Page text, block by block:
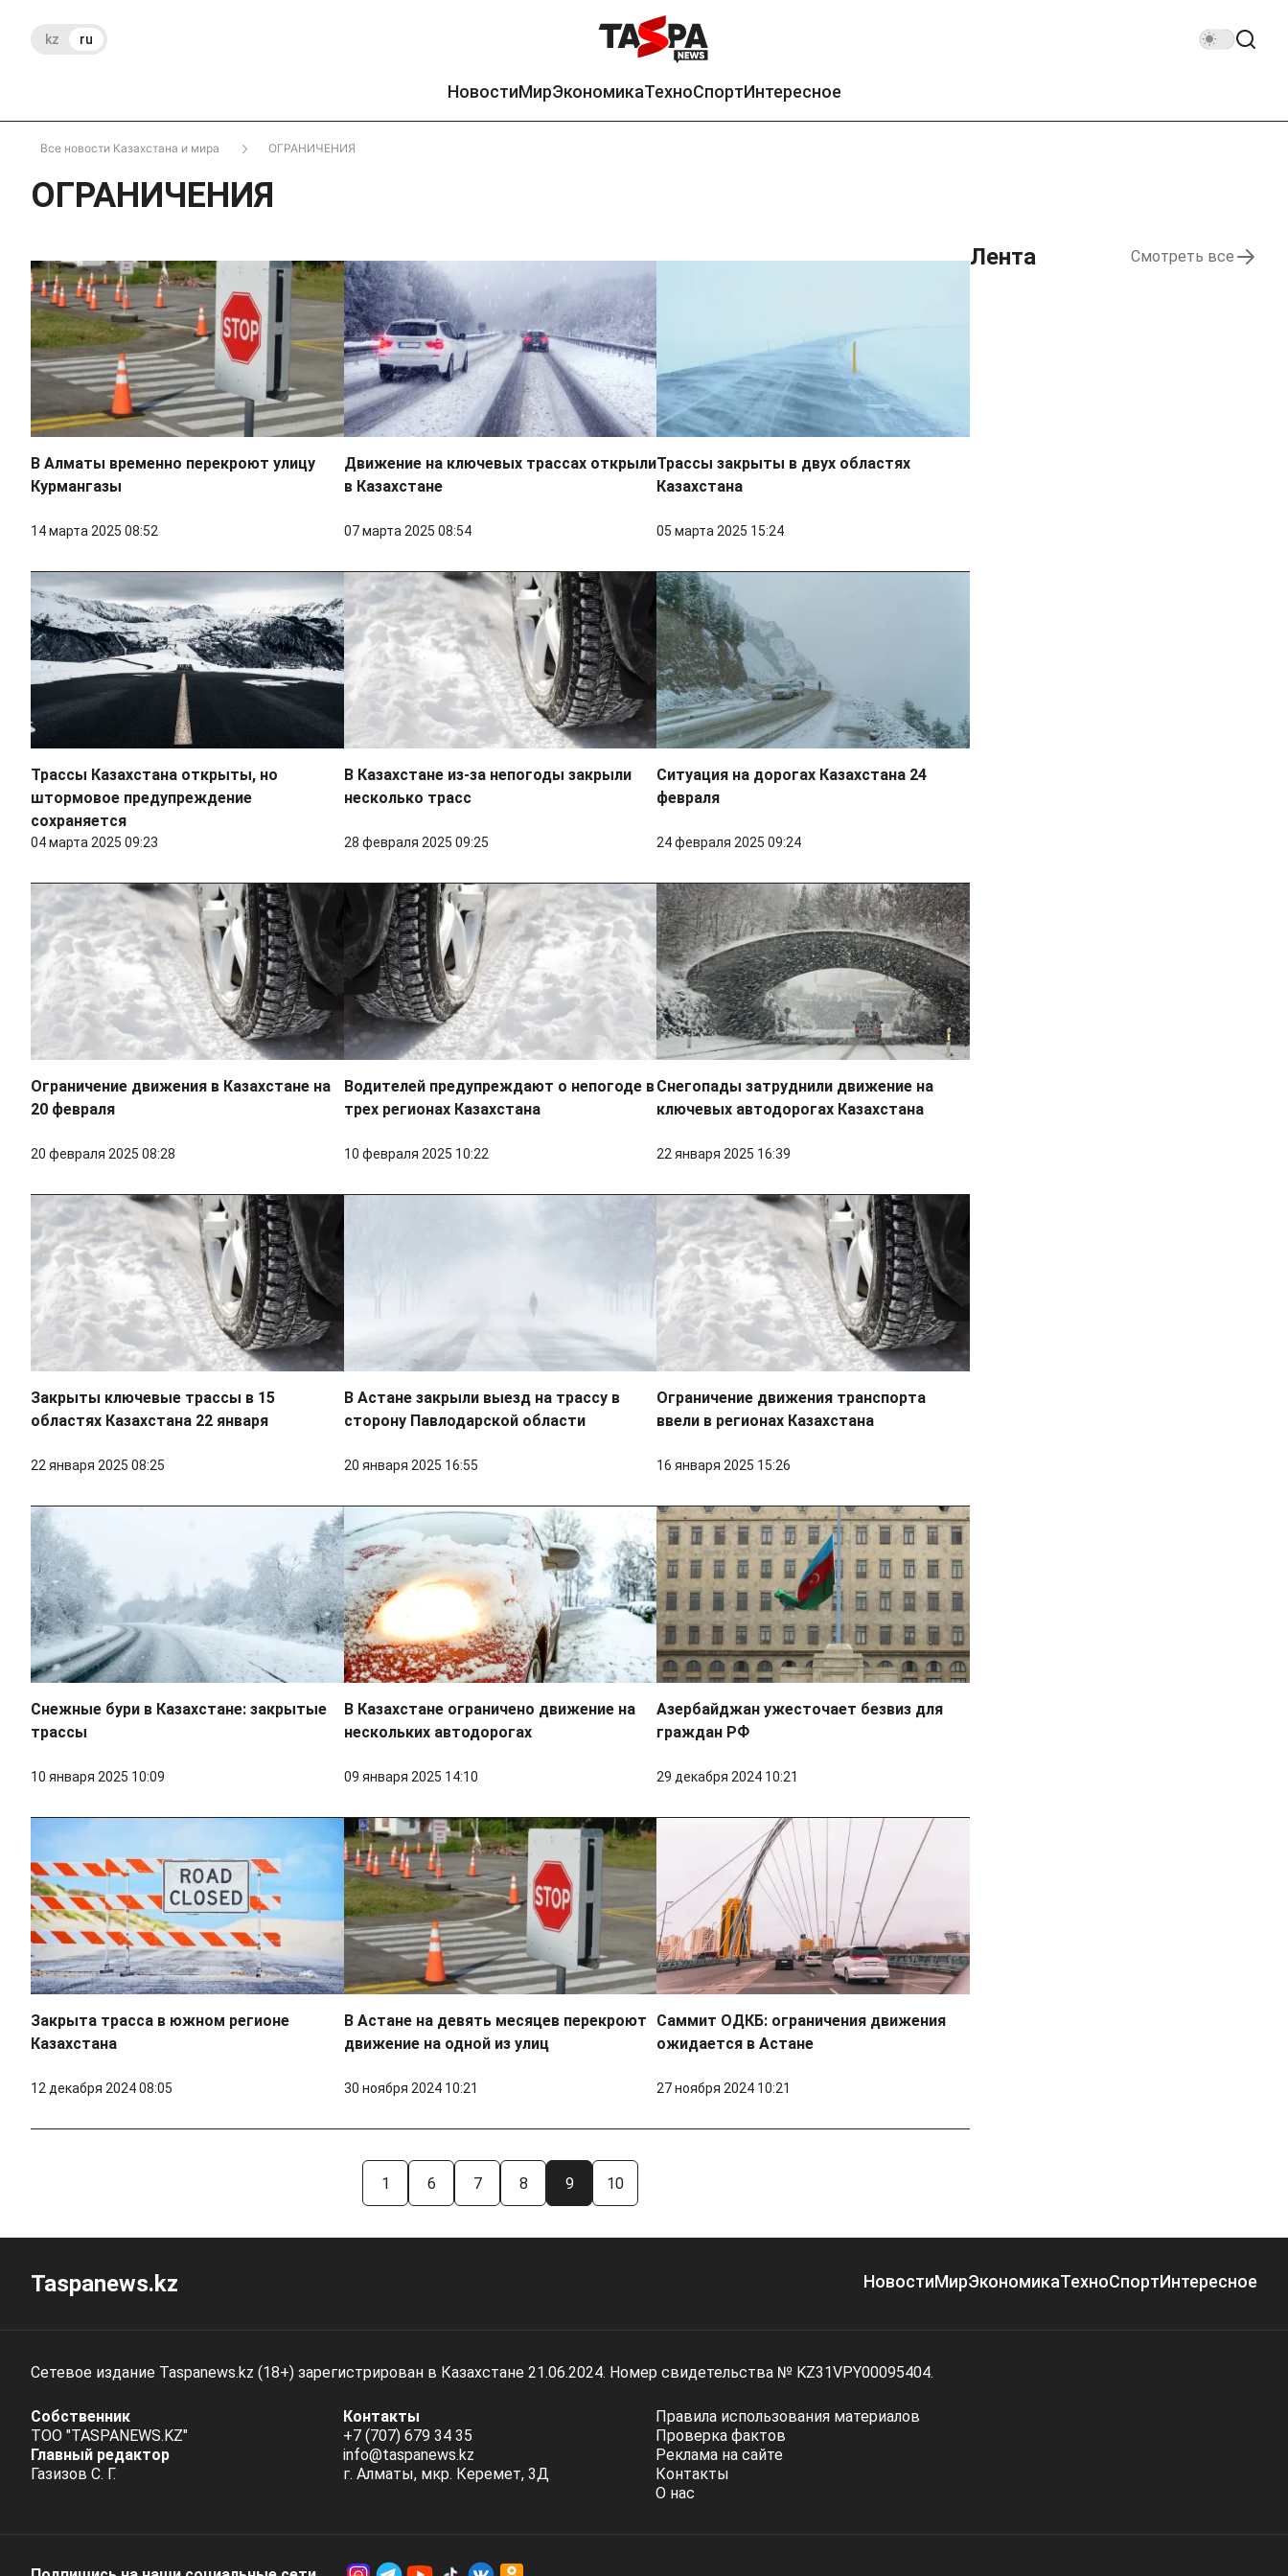
kz ru
НовостиМирЭкономикаТехноСпортИнтересное
Все новости Казахстана и мира ОГРАНИЧЕНИЯ
ОГРАНИЧЕНИЯ
В Алматы временно перекроют улицу
Курмангазы
14 марта 2025 08:52
Движение на ключевых трассах открыли
в Казахстане
07 марта 2025 08:54
Трассы закрыты в двух областях
Казахстана
05 марта 2025 15:24
Трассы Казахстана открыты, но
штормовое предупреждение
сохраняется
04 марта 2025 09:23
В Казахстане из-за непогоды закрыли
несколько трасс
28 февраля 2025 09:25
Ситуация на дорогах Казахстана 24
февраля
24 февраля 2025 09:24
Ограничение движения в Казахстане на
20 февраля
20 февраля 2025 08:28
Водителей предупреждают о непогоде в
трех регионах Казахстана
10 февраля 2025 10:22
Снегопады затруднили движение на
ключевых автодорогах Казахстана
22 января 2025 16:39
Закрыты ключевые трассы в 15
областях Казахстана 22 января
22 января 2025 08:25
В Астане закрыли выезд на трассу в
сторону Павлодарской области
20 января 2025 16:55
Ограничение движения транспорта
ввели в регионах Казахстана
16 января 2025 15:26
Снежные бури в Казахстане: закрытые
трассы
10 января 2025 10:09
В Казахстане ограничено движение на
нескольких автодорогах
09 января 2025 14:10
Азербайджан ужесточает безвиз для
граждан РФ
29 декабря 2024 10:21
Закрыта трасса в южном регионе
Казахстана
12 декабря 2024 08:05
В Астане на девять месяцев перекроют
движение на одной из улиц
30 ноября 2024 10:21
Саммит ОДКБ: ограничения движения
ожидается в Астане
27 ноября 2024 10:21
1 6 7 8 9 10
Лента Смотреть все
Taspanews.kz НовостиМирЭкономикаТехноСпортИнтересное
Сетевое издание Taspanews.kz (18+) зарегистрирован в Казахстане 21.06.2024. Номер свидетельства № KZ31VPY00095404.
Собственник
ТОО "TASPANEWS.KZ"
Главный редактор
Газизов С. Г.
Контакты
+7 (707) 679 34 35
info@taspanews.kz
г. Алматы, мкр. Керемет, 3Д
Правила использования материалов
Проверка фактов
Реклама на сайте
Контакты
О нас